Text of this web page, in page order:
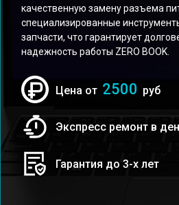
качественную замену разъема
специализированные
запчасти, что гарантирует
надежность работы ZERO BOOK.
Цена от 2500 руб
Экспресс ремонт в
Гарантия до 3-х лет